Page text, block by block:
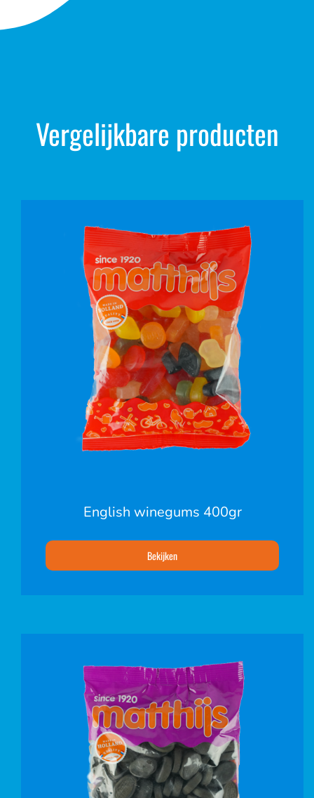
Vergelijkbare producten
English winegums 400gr
Bekijken